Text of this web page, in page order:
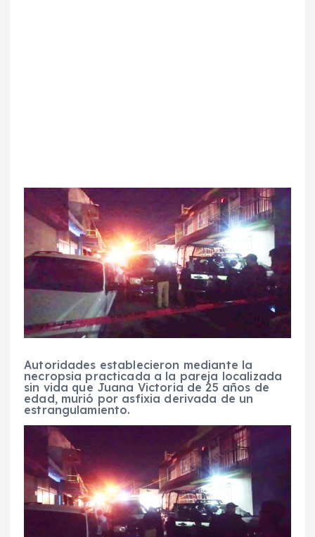
Autoridades establecieron mediante la
necropsia practicada a la pareja localizada
sin vida que Juana Victoria de 25 años de
edad, murió por asfixia derivada de un
estrangulamiento.